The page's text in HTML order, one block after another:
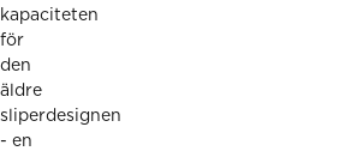
kapaciteten
för
den
äldre
sliperdesignen
- en